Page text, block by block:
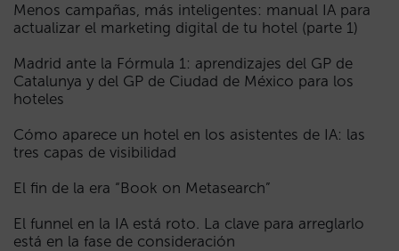
Menos campañas, más inteligentes: manual IA para
actualizar el marketing digital de tu hotel (parte 1)
Madrid ante la Fórmula 1: aprendizajes del GP de
Catalunya y del GP de Ciudad de México para los
hoteles
Cómo aparece un hotel en los asistentes de IA: las
tres capas de visibilidad
El fin de la era “Book on Metasearch”
El funnel en la IA está roto. La clave para arreglarlo
está en la fase de consideración